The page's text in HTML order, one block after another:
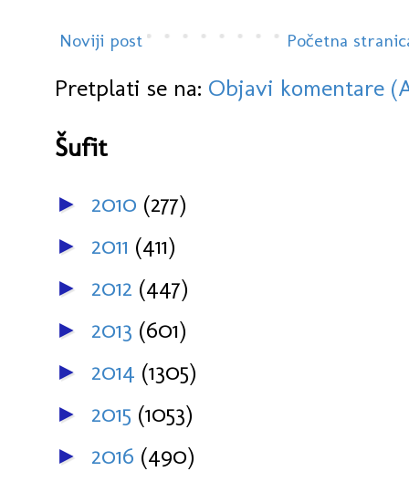
Noviji post Početna
Pretplati se na: Objavi komentare
Šufit
► 2010 (277)
► 2011 (411)
► 2012 (447)
► 2013 (601)
► 2014 (1305)
► 2015 (1053)
► 2016 (490)